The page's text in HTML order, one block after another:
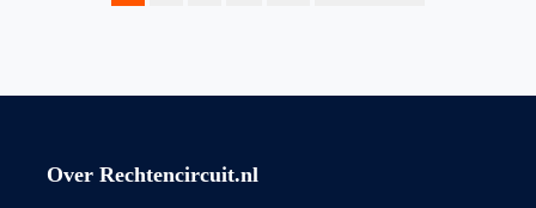
Over Rechtencircuit.nl